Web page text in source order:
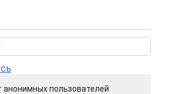
анонимных пользователей